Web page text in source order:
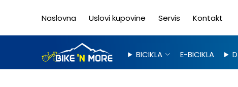
Naslovna Uslovi kupovine Servis Kontakt
BICIKLA E-BICIKLA